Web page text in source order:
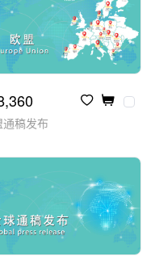
通稿发布